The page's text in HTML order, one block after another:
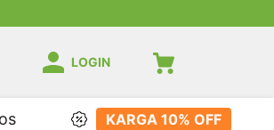
LOGIN
KARGA 10% OFF